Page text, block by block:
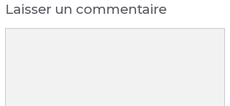
Laisser un commentaire